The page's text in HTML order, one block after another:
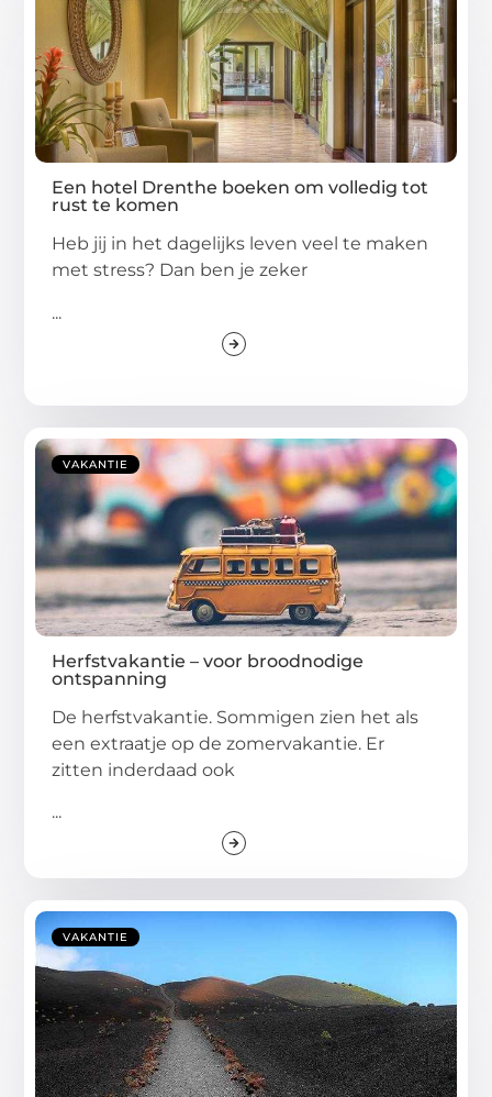
Een hotel Drenthe boeken om volledig tot
rust te komen
Heb jij in het dagelijks leven veel te maken
met stress? Dan ben je zeker
...
VAKANTIE
Herfstvakantie – voor broodnodige
ontspanning
De herfstvakantie. Sommigen zien het als
een extraatje op de zomervakantie. Er
zitten inderdaad ook
...
VAKANTIE